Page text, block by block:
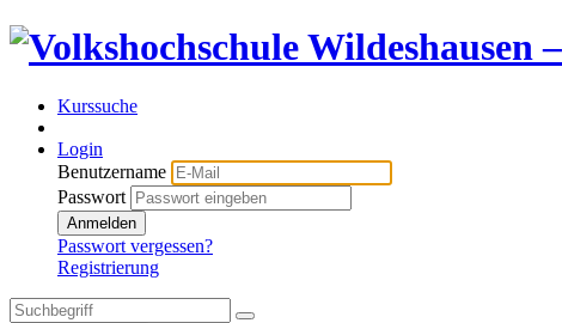
Kurssuche
Login
Benutzername
Passwort
Anmelden
Passwort vergessen?
Registrierung